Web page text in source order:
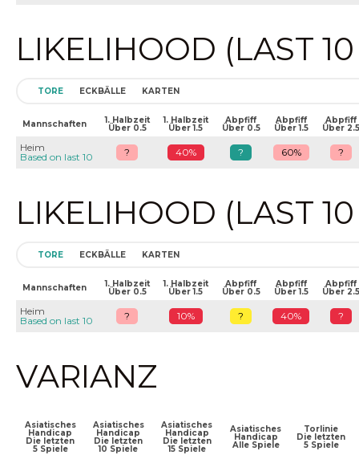
LIKELIHOOD (LAST
TORE ECKBÄLLE KARTEN
Mannschaften 1. Halbzeit
Über 0.5
1. Halbzeit
Über 1.5
Abpfiff
Über 0.5
Abpfiff
Über 1.5
Abpfiff
Über 2.5
Heim
Based on last 10
? 40% ? 60% ?
LIKELIHOOD (LAST
TORE ECKBÄLLE KARTEN
Mannschaften 1. Halbzeit
Über 0.5
1. Halbzeit
Über 1.5
Abpfiff
Über 0.5
Abpfiff
Über 1.5
Abpfiff
Über 2.5
Heim
Based on last 10
? 10% ? 40% ?
VARIANZ
Asiatisches
Handicap
Die letzten
5 Spiele
Asiatisches
Handicap
Die letzten
10 Spiele
Asiatisches
Handicap
Die letzten
15 Spiele
Asiatisches
Handicap
Alle Spiele
Torlinie
Die letzten
5 Spiele